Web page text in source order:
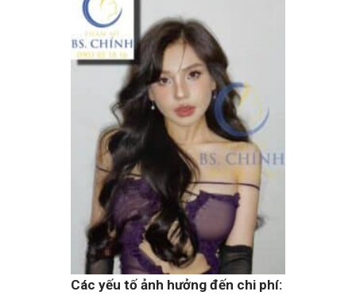
Các yếu tố ảnh hưởng đến chi phí: